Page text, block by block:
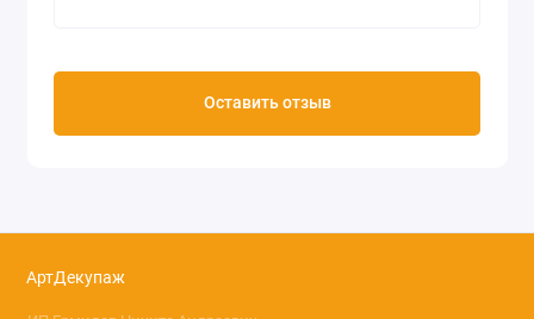
Оставить отзыв
АртДекупаж